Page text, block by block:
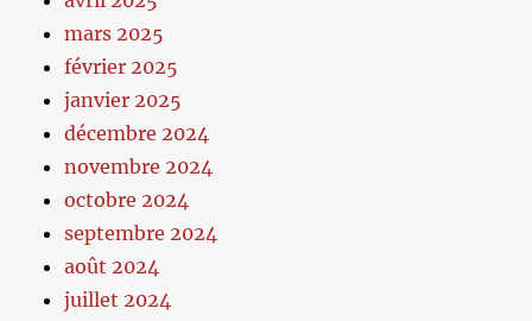
mars 2025
février 2025
janvier 2025
décembre 2024
novembre 2024
octobre 2024
septembre 2024
août 2024
juillet 2024